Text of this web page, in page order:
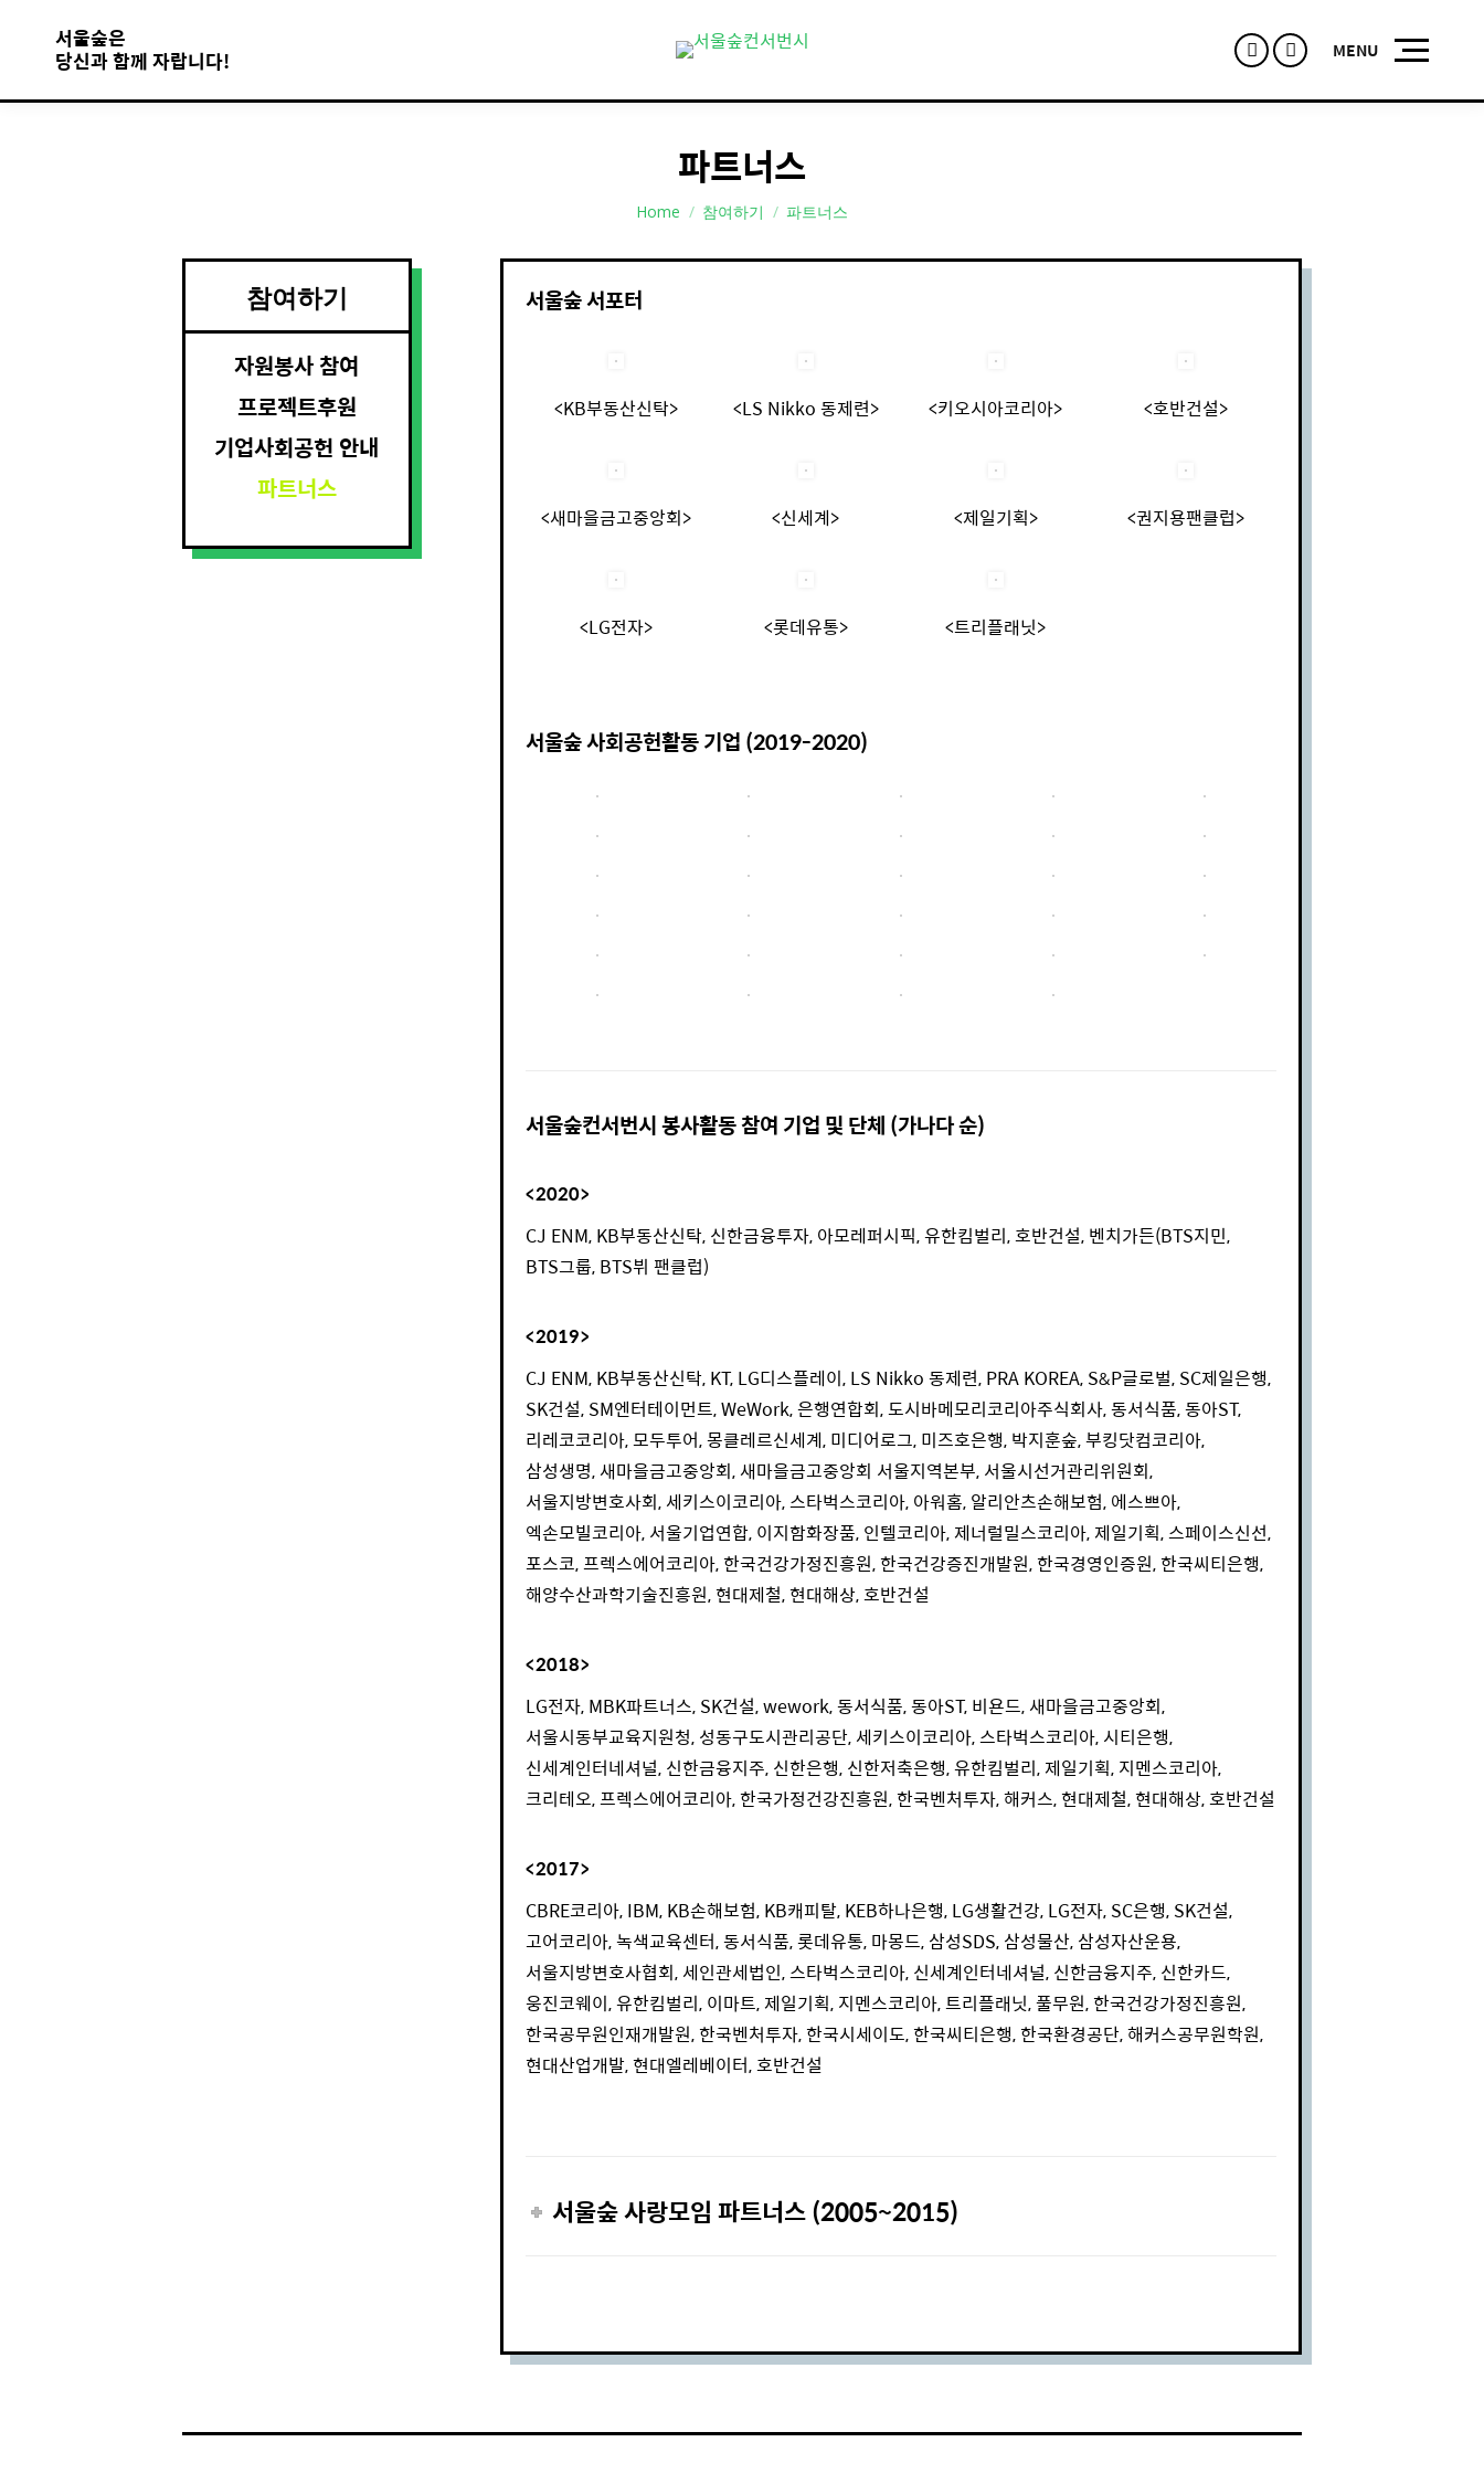
서울숲은
당신과 함께 자랍니다!
FacebookInstagram
파트너스
You are here:
Home 참여하기 파트너스
서울숲 서포터
<KB부동산신탁> <LS Nikko 동제련> <키오시아코리아> <호반건설>
<새마을금고중앙회> <신세계> <제일기획> <권지용팬클럽>
<LG전자> <롯데유통> <트리플래닛>
서울숲 사회공헌활동 기업 (2019-2020)
서울숲컨서번시 봉사활동 참여 기업 및 단체 (가나다 순)
<2020>
CJ ENM, KB부동산신탁, 신한금융투자, 아모레퍼시픽, 유한킴벌리, 호반건설, 벤치가든(BTS지민,
BTS그룹, BTS뷔 팬클럽)
<2019>
CJ ENM, KB부동산신탁, KT, LG디스플레이, LS Nikko 동제련, PRA KOREA, S&P글로벌, SC제일은행,
SK건설, SM엔터테이먼트, WeWork, 은행연합회, 도시바메모리코리아주식회사, 동서식품, 동아ST,
리레코코리아, 모두투어, 몽클레르신세계, 미디어로그, 미즈호은행, 박지훈숲, 부킹닷컴코리아,
삼성생명, 새마을금고중앙회, 새마을금고중앙회 서울지역본부, 서울시선거관리위원회,
서울지방변호사회, 세키스이코리아, 스타벅스코리아, 아워홈, 알리안츠손해보험, 에스쁘아,
엑손모빌코리아, 서울기업연합, 이지함화장품, 인텔코리아, 제너럴밀스코리아, 제일기획, 스페이스신선,
포스코, 프렉스에어코리아, 한국건강가정진흥원, 한국건강증진개발원, 한국경영인증원, 한국씨티은행,
해양수산과학기술진흥원, 현대제철, 현대해상, 호반건설
<2018>
LG전자, MBK파트너스, SK건설, wework, 동서식품, 동아ST, 비욘드, 새마을금고중앙회,
서울시동부교육지원청, 성동구도시관리공단, 세키스이코리아, 스타벅스코리아, 시티은행,
신세계인터네셔널, 신한금융지주, 신한은행, 신한저축은행, 유한킴벌리, 제일기획, 지멘스코리아,
크리테오, 프렉스에어코리아, 한국가정건강진흥원, 한국벤처투자, 해커스, 현대제철, 현대해상, 호반건설
<2017>
CBRE코리아, IBM, KB손해보험, KB캐피탈, KEB하나은행, LG생활건강, LG전자, SC은행, SK건설,
고어코리아, 녹색교육센터, 동서식품, 롯데유통, 마몽드, 삼성SDS, 삼성물산, 삼성자산운용,
서울지방변호사협회, 세인관세법인, 스타벅스코리아, 신세계인터네셔널, 신한금융지주, 신한카드,
웅진코웨이, 유한킴벌리, 이마트, 제일기획, 지멘스코리아, 트리플래닛, 풀무원, 한국건강가정진흥원,
한국공무원인재개발원, 한국벤처투자, 한국시세이도, 한국씨티은행, 한국환경공단, 해커스공무원학원,
현대산업개발, 현대엘레베이터, 호반건설
서울숲 사랑모임 파트너스 (2005~2015)
참여하기
자원봉사 참여
프로젝트후원
기업사회공헌 안내
파트너스